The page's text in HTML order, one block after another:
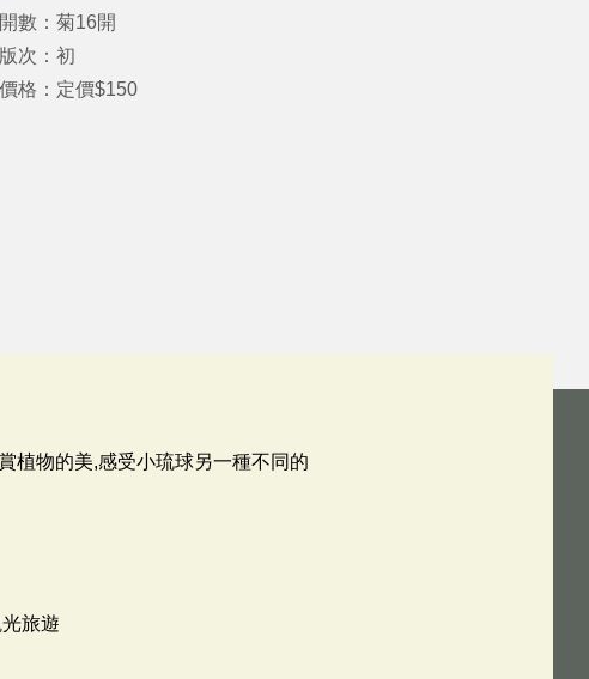
開數：菊16開
版次：初
價格：定價$150
植物的美,感受小琉球另一種不同的
旅遊